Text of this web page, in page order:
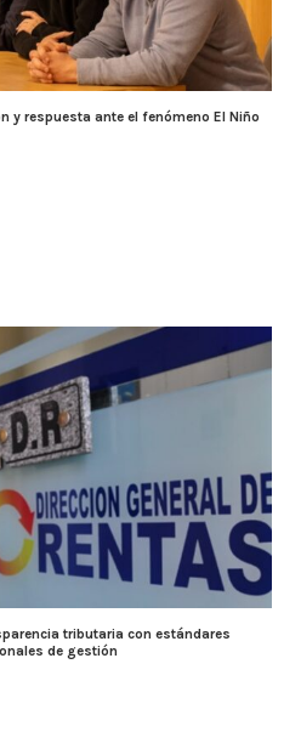
y respuesta ante el fenómeno El Niño
tributaria con estándares
de gestión